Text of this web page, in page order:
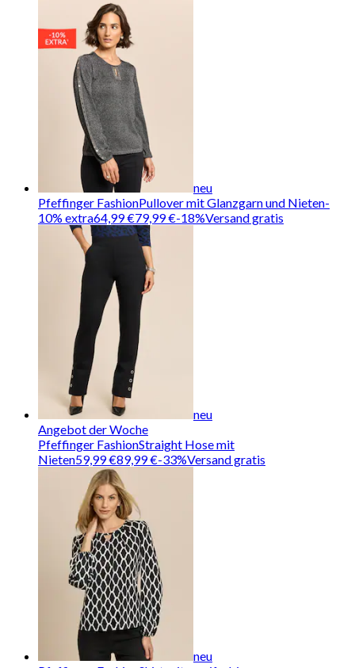
neu
Pfeffinger FashionPullover mit Glanzgarn und Nieten-
10% extra64,99 €79,99 €-18%Versand gratis
neu
Angebot der Woche
Pfeffinger FashionStraight Hose mit
Nieten59,99 €89,99 €-33%Versand gratis
neu